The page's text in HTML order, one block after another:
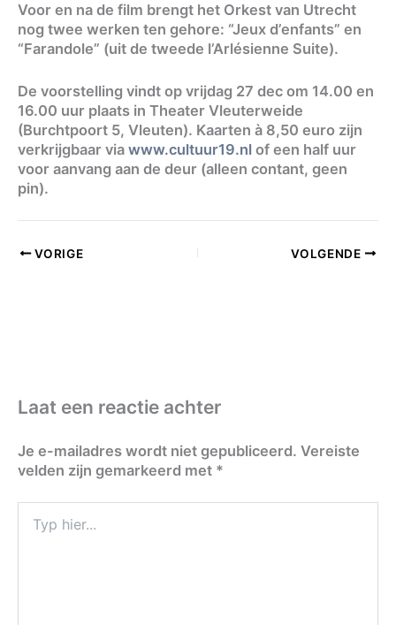
Voor en na de film brengt het Orkest van Utrecht
nog twee werken ten gehore: “Jeux d’enfants” en
“Farandole” (uit de tweede l’Arlésienne Suite).
De voorstelling vindt op vrijdag 27 dec om 14.00 en
16.00 uur plaats in Theater Vleuterweide
(Burchtpoort 5, Vleuten). Kaarten à 8,50 euro zijn
verkrijgbaar via www.cultuur19.nl of een half uur
voor aanvang aan de deur (alleen contant, geen
pin).
VORIGE VOLGENDE
Laat een reactie achter
Je e-mailadres wordt niet gepubliceerd. Vereiste
velden zijn gemarkeerd met *
hier...